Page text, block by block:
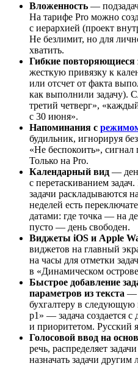
Вложенность —
На тарифе Pro можно
с иерархией (проект
Не безлимит, но для
хватить.
Гибкие повторяющиеся
жесткую привязку к
или отсчет от факта
как выполнили задачу).
третий четверг»,
с 30 июня».
Напоминания с
будильник, игнорируя
«Не беспокоить»,
Только на Pro.
Календарный вид —
с перетаскиванием
задачи раскладываются
неделей есть
датами: где точка — на
пусто — день свободен.
Виджеты iOS и Apple
виджетов на главный
на часы для отметки
в «Динамическом
Быстрое добавление
параметров из текста —
бухгалтеру в следующую
p1» — задача создается
и приоритетом. Русский
Голосовой ввод на
речь, распределяет
назначать задачи другим